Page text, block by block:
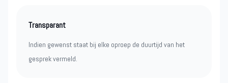
Transparant
Indien gewenst staat bij elke oproep de duurtijd van het
gesprek vermeld.